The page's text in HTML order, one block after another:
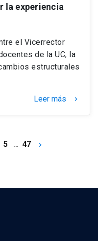
la experiencia
el Vicerrector
de la UC, la
estructurales
Leer más keyboard_arrow_right
5 … 47 keyboard_arrow_right